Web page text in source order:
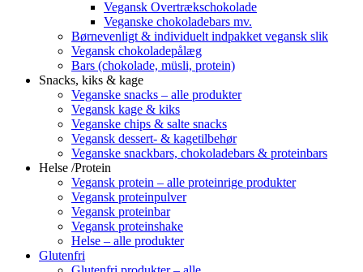
Vegansk Overtrækschokolade
Veganske chokoladebars mv.
Børnevenligt & individuelt indpakket vegansk slik
Vegansk chokoladepålæg
Bars (chokolade, müsli, protein)
Snacks, kiks & kage
Veganske snacks – alle produkter
Vegansk kage & kiks
Veganske chips & salte snacks
Vegansk dessert- & kagetilbehør
Veganske snackbars, chokoladebars & proteinbars
Helse /Protein
Vegansk protein – alle proteinrige produkter
Vegansk proteinpulver
Vegansk proteinbar
Vegansk proteinshake
Helse – alle produkter
Glutenfri